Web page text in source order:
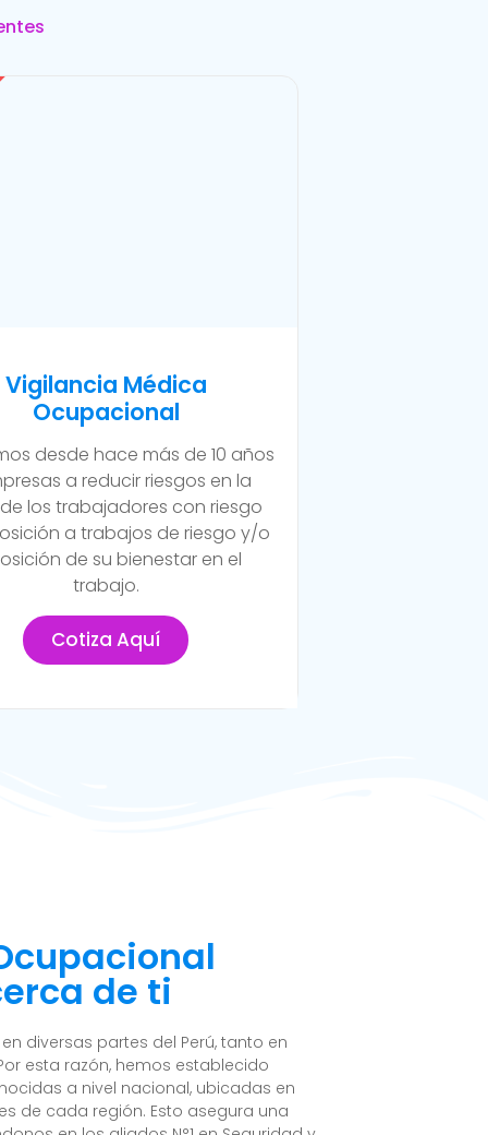
Vigilancia Médica
Ocupacional
desde hace más de 10 años
a reducir riesgos en la
los trabajadores con riesgo
a trabajos de riesgo y/o
de su bienestar en el
trabajo.
Cotiza Aquí
de ti
diversas partes del Perú, tanto en
esta razón, hemos establecido
a nivel nacional, ubicadas en
de cada región. Esto asegura una